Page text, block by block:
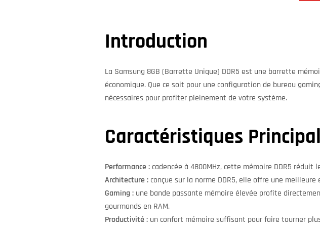
Introduction
La Samsung 8GB (Barrette Unique) DDR5 est une barrette
économique. Que ce soit pour une configuration de bureau
nécessaires pour profiter pleinement de votre système.
Caractéristiques
Performance : cadencée à 4800MHz, cette mémoire DDR5
Architecture : conçue sur la norme DDR5, elle offre une
Gaming : une bande passante mémoire élevée profite
gourmands en RAM.
Productivité : un confort mémoire suffisant pour faire tourner